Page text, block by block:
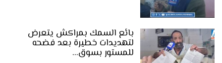
بائع السمك بمراكش يتعرض
لتهديدات خطيرة بعد فضحه
للمستور بسوق…